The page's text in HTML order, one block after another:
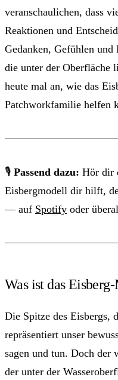
veranschaulichen, dass
Reaktionen und
Gedanken, Gefühlen
die unter der Oberfläche
heute mal an, wie das
Patchworkfamilie helfen
🎙 Passend dazu: Hör dir
Eisbergmodell dir hilft,
— auf Spotify oder
Was ist das
Die Spitze des Eisbergs,
repräsentiert unser
sagen und tun. Doch der
der unter der